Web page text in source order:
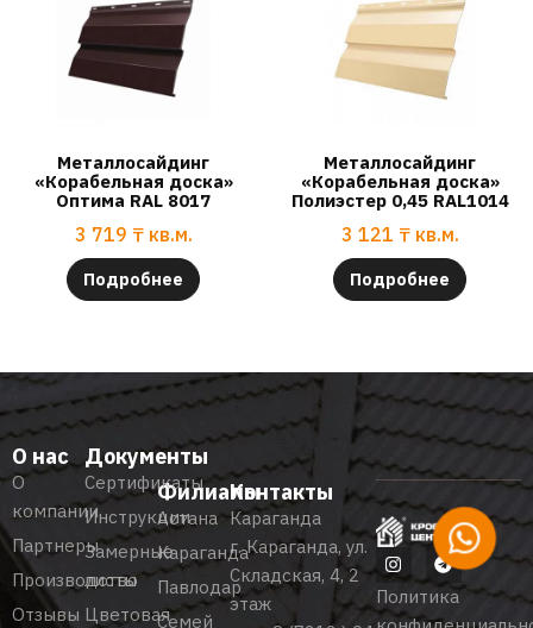
Металлосайдинг
«Корабельная доска»
Оптима RAL 8017
3 719 ₸ кв.м.
Подробнее
Металлосайдинг
«Корабельная доска»
Полиэстер 0,45 RAL1014
3 121 ₸ кв.м.
Подробнее
О нас
О
компании
Партнеры
Производство
Отзывы
Документы
Сертификаты
Инструкции
Замерные
листы
Цветовая
Филиалы
Астана
Караганда
Павлодар
Семей
Контакты
Караганда
г. Караганда, ул.
Складская, 4, 2
этаж
Политика